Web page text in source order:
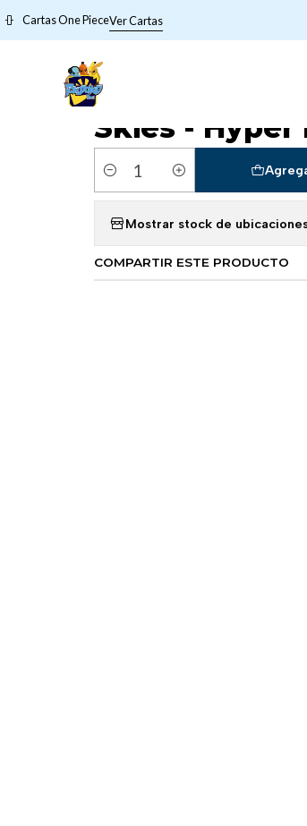
Cartas One PieceVer Cartas
Gordie (Secret) - 223/203 - Evolving Skies - Hyper
|
Gordie
Skies - Hyper
Cantidad
Mostrar stock de
COMPARTIR ESTE PRODUCTO